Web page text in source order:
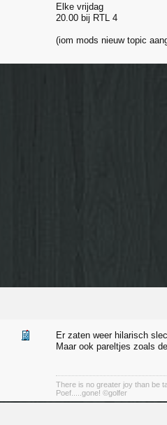
Elke vrijdag
20.00 bij RTL 4
(iom mods nieuw topic
Er zaten weer hilarisch
Maar ook pareltjes zoals
There is no greater joy than be
Poef.....gone! ©golfer